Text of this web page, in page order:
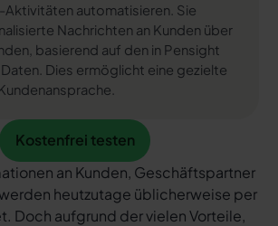
Aktivitäten automatisieren. Sie
Nachrichten an Kunden über
basierend auf den in Pensight
Dies ermöglicht eine gezielte
Kostenfrei testen
Kostenfrei testen
an Kunden, Geschäftspartner
heutzutage üblicherweise per
Doch aufgrund der vielen Vorteile,